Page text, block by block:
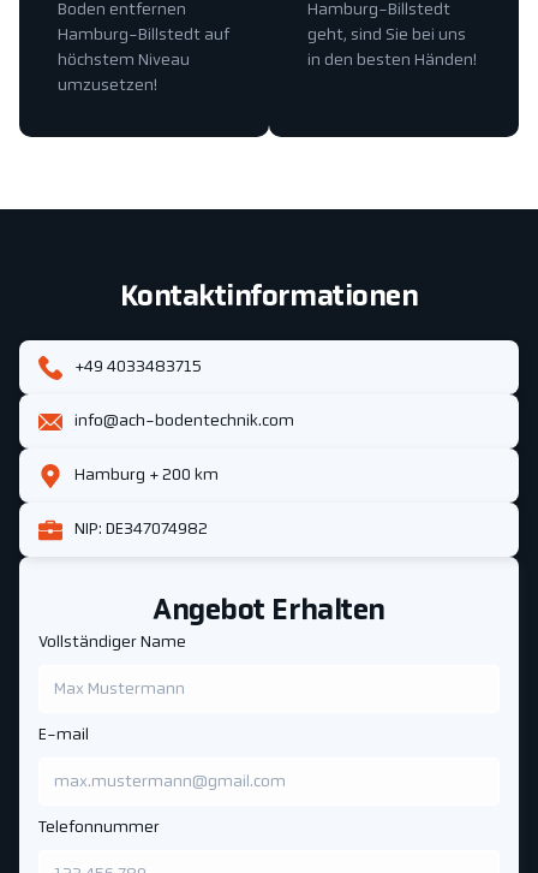
Hamburg-Billstedt
geht, sind Sie bei uns
in den besten Händen!
Boden entfernen
Hamburg-Billstedt auf
höchstem Niveau
umzusetzen!
Angebot Erhalten
Vollständiger Name
E-mail
Telefonnummer
Kontaktinformationen
+49 4033483715
info@ach-bodentechnik.com
Hamburg + 200 km
NIP: DE347074982